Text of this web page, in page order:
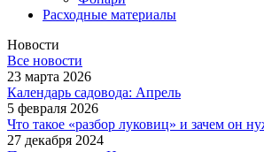
Расходные материалы
Новости
Все новости
23 марта 2026
Календарь садовода: Апрель
5 февраля 2026
Что такое «разбор луковиц» и зачем он
27 декабря 2024